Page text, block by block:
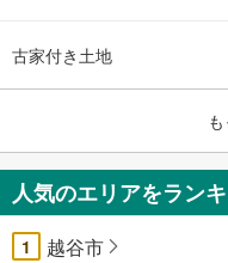
古家付き土地
人気のエリアをラン
1 越谷市